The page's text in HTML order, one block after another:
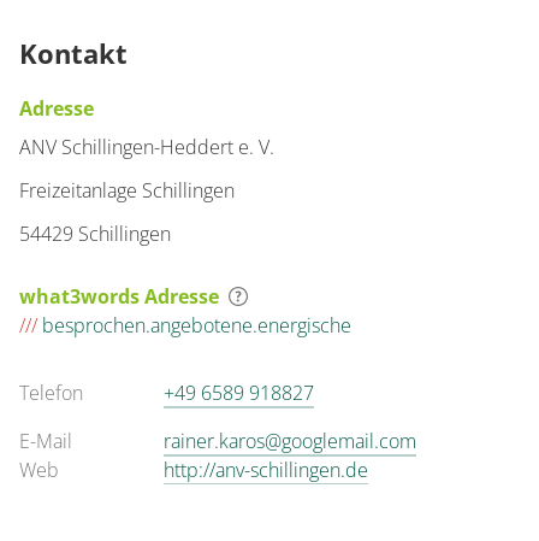
Kontakt
Adresse
ANV Schillingen-Heddert e. V.
Freizeitanlage Schillingen
54429 Schillingen
what3words Adresse
/// besprochen.angebotene.energische
Telefon
+49 6589 918827
E-Mail
rainer.karos@googlemail.com
Web
http://anv-schillingen.de